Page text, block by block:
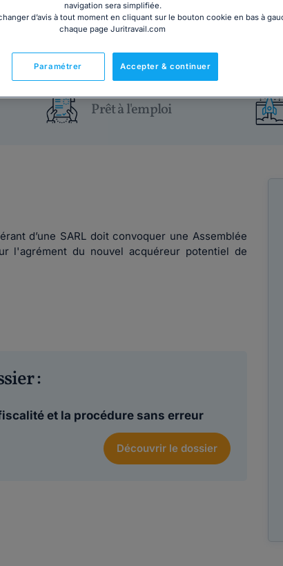
Prêt à l'emploi
d’une SARL doit convoquer une Assemblée
l'agrément du nouvel acquéreur potentiel de
:
et la procédure sans erreur
Découvrirle dossier
navigation sera simplifiée.
d’avis à tout moment en cliquant sur le bouton cookie en bas à
chaque page Juritravail.com
Accepter & continuer
Paramétrer